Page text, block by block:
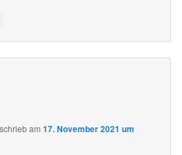
schriebam17. November 2021 um